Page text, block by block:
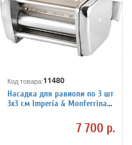
Код товара:11480
Насадка для равиоли по 3 шт
3x3 см Imperia & Monferrina
7 700 р.